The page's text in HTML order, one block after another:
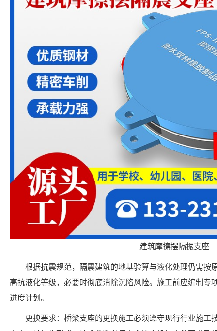
建筑摩擦摆隔振支座
根据抗震规范，隔震建筑的地基验算与液化处理仍需按
高抗液化等级，必要时彻底消除沉陷风险。施工前应编制专
进度计划。
更换要求：桥梁支座的更换施工必须遵守现行行业施工